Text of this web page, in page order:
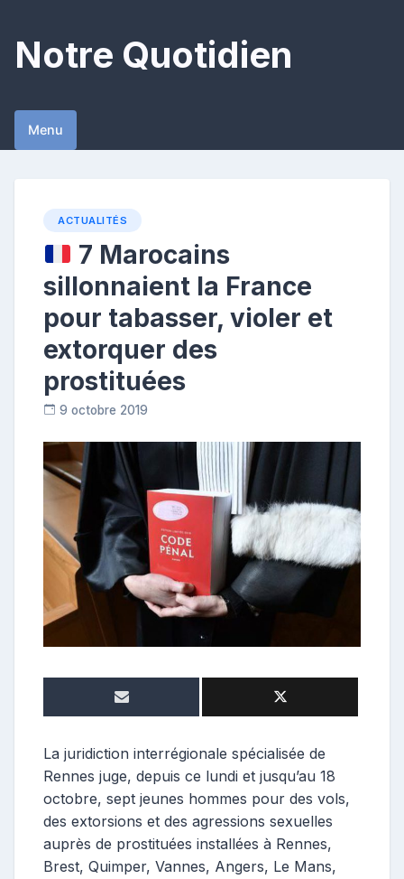
content
Notre Quotidien
Menu
ACTUALITÉS
7 Marocains
sillonnaient la France
pour tabasser, violer et
extorquer des
prostituées
9 octobre 2019
t
r
i
b
u
t
r
i
La juridiction interrégionale spécialisée de
Rennes juge, depuis ce lundi et jusqu’au 18
octobre, sept jeunes hommes pour des vols,
des extorsions et des agressions sexuelles
auprès de prostituées installées à Rennes,
Brest, Quimper, Vannes, Angers, Le Mans,